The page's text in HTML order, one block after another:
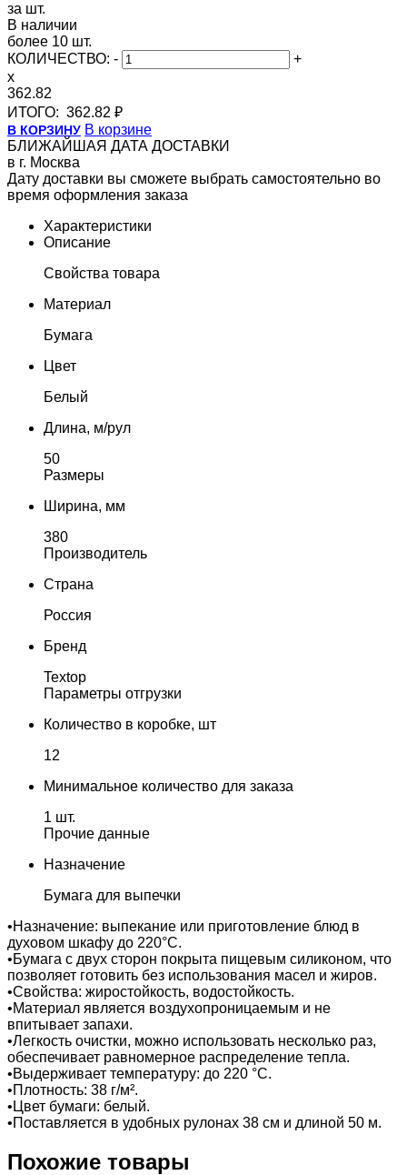
за шт.
В наличии
более 10 шт.
КОЛИЧЕСТВО: -
+
x
362.82
ИТОГО: 362.82 ₽
В КОРЗИНУ В корзине
БЛИЖАЙШАЯ ДАТА ДОСТАВКИ
в г. Москва
Дату доставки вы сможете выбрать самостоятельно во
время оформления заказа
Характеристики
Описание
Свойства товара
Материал
Бумага
Цвет
Белый
Длина, м/рул
50
Размеры
Ширина, мм
380
Производитель
Страна
Россия
Бренд
Textop
Параметры отгрузки
Количество в коробке, шт
12
Минимальное количество для заказа
1 шт.
Прочие данные
Назначение
Бумага для выпечки
•Назначение: выпекание или приготовление блюд в
духовом шкафу до 220°С.
•Бумага с двух сторон покрыта пищевым силиконом, что
позволяет готовить без использования масел и жиров.
•Свойства: жиростойкость, водостойкость.
•Материал является воздухопроницаемым и не
впитывает запахи.
•Легкость очистки, можно использовать несколько раз,
обеспечивает равномерное распределение тепла.
•Выдерживает температуру: до 220 °С.
•Плотность: 38 г/м².
•Цвет бумаги: белый.
•Поставляется в удобных рулонах 38 см и длиной 50 м.
Похожие товары